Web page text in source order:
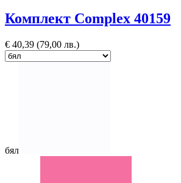
Комплект Complex 40159
€ 40,39 (79,00 лв.)
бял